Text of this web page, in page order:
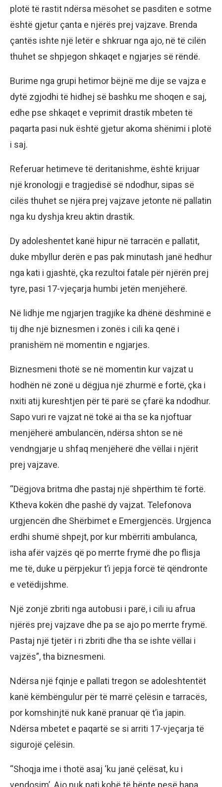
plotë të rastit ndërsa mësohet se pasditen e sotme
është gjetur çanta e njërës prej vajzave. Brenda
çantës ishte një letër e shkruar nga ajo, në të cilën
thuhet se shpjegon shkaqet e ngjarjes së rëndë.
Burime nga grupi hetimor bëjnë me dije se vajza e
dytë zgjodhi të hidhej së bashku me shoqen e saj,
edhe pse shkaqet e veprimit drastik mbeten të
paqarta pasi nuk është gjetur akoma shënimi i plotë
i saj.
Referuar hetimeve të deritanishme, është krijuar
një kronologji e tragjedisë së ndodhur, sipas së
cilës thuhet se njëra prej vajzave jetonte në pallatin
nga ku dyshja kreu aktin drastik.
Dy adoleshentet kanë hipur në tarracën e pallatit,
duke mbyllur derën e pas pak minutash janë hedhur
nga kati i gjashtë, çka rezultoi fatale për njërën prej
tyre, pasi 17-vjeçarja humbi jetën menjëherë.
Në lidhje me ngjarjen tragjike ka dhënë dëshminë e
tij dhe një biznesmen i zonës i cili ka qenë i
pranishëm në momentin e ngjarjes.
Biznesmeni thotë se në momentin kur vajzat u
hodhën në zonë u dëgjua një zhurmë e fortë, çka i
nxiti atij kureshtjen për të parë se çfarë ka ndodhur.
Sapo vuri re vajzat në tokë ai tha se ka njoftuar
menjëherë ambulancën, ndërsa shton se në
vendngjarje u shfaq menjëherë dhe vëllai i njërit
prej vajzave.
“Dëgjova britma dhe pastaj një shpërthim të fortë.
Ktheva kokën dhe pashë dy vajzat. Telefonova
urgjencën dhe Shërbimet e Emergjencës. Urgjenca
erdhi shumë shpejt, por kur mbërriti ambulanca,
isha afër vajzës që po merrte frymë dhe po flisja
me të, duke u përpjekur t’i jepja forcë të qëndronte
e vetëdijshme.
Një zonjë zbriti nga autobusi i parë, i cili iu afrua
njërës prej vajzave dhe pa se ajo po merrte frymë.
Pastaj një tjetër i ri zbriti dhe tha se ishte vëllai i
vajzës”, tha biznesmeni.
Ndërsa një fqinje e pallati tregon se adoleshtentët
kanë këmbëngulur për të marrë çelësin e tarracës,
por komshinjtë nuk kanë pranuar që t’ia japin.
Ndërsa mbetet e paqartë se si arriti 17-vjeçarja të
sigurojë çelësin.
“Shoqja ime i thotë asaj ‘ku janë çelësat, ku i
vendosim’. Ajo nuk pati kohë të bënte pesë hapa